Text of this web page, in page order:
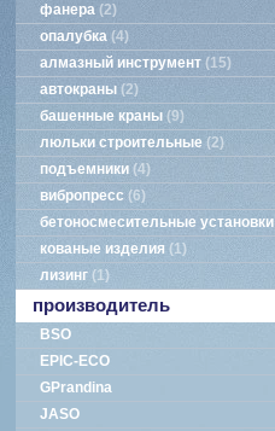
фанера 2
опалубка 4
алмазный инструмент 15
автокраны 2
башенные краны 9
люльки строительные 2
подъемники 4
вибропресс 6
бетоносмесительные установки
кованые изделия
1
лизинг 1
производитель
BSO
EPIC-ECO
GPrandina
JASO